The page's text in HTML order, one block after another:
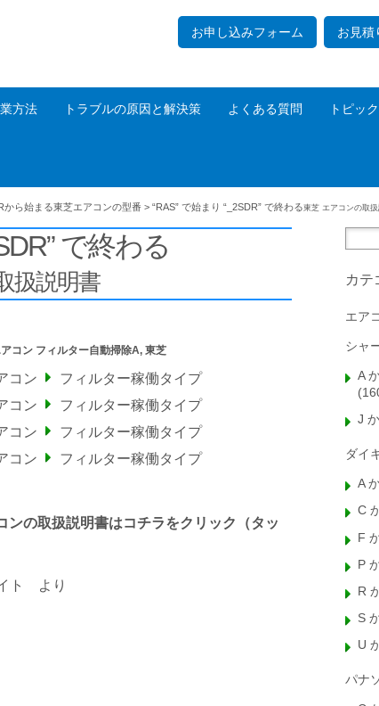
お申し込みフォーム お見積
方法 トラブルの原因と解決策 よくある質問 トピッ
から始まる東芝エアコンの型番 > “RAS” で始まり “_2SDR” で終わる東芝 エアコンの取
で終わる
扱説明書
コン フィルター自動掃除A, 東芝
コン
フィルター稼働タイプ
コン
フィルター稼働タイプ
コン
フィルター稼働タイプ
コン フィルター稼働タイプ
ンの取扱説明書はコチラをクリック（タッ
ト より
カテ
エア
シャ
A
J
ダイ
A
C
F
P
R
S
U
パナ